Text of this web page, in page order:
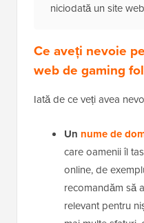
niciodată un site
Ce aveți nevoie
web de gaming
Iată de ce veți avea
Un nume de
care oamenii îl
online, de
recomandăm să
relevant pentru